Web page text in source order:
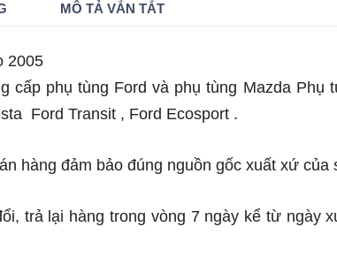
MÔ TẢ VẮN TẮT
2005
cấp phụ tùng Ford và phụ tùng Mazda Phụ
Ford Transit , Ford Ecosport .
hàng đảm bảo đúng nguồn gốc xuất xứ
trả lại hàng trong vòng 7 ngày kể từ ngày